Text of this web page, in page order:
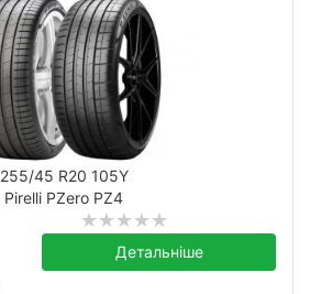
255/45 R20 105Y
Pirelli PZero PZ4
Детальніше